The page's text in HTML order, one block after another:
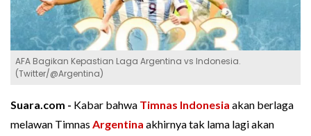
AFA Bagikan Kepastian Laga Argentina vs Indonesia.
(Twitter/@Argentina)
Suara.com - Kabar bahwa Timnas Indonesia akan berlaga
melawan Timnas Argentina akhirnya tak lama lagi akan